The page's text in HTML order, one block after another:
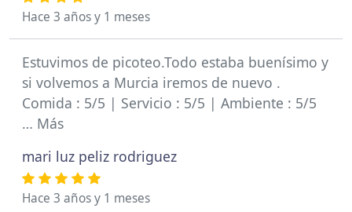
Hace 3 años y 1 meses
Estuvimos de picoteo.Todo estaba buenísimo y
si volvemos a Murcia iremos de nuevo .
Comida : 5/5 | Servicio : 5/5 | Ambiente : 5/5
… Más
mari luz peliz rodriguez
Hace 3 años y 1 meses